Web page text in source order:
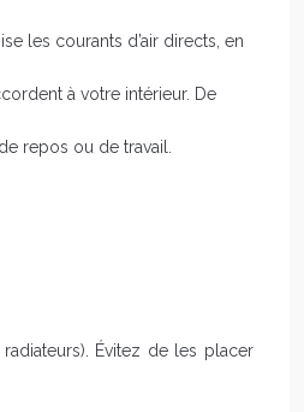
les courants d’air directs, en
à votre intérieur. De
repos ou de travail.
Évitez de les placer